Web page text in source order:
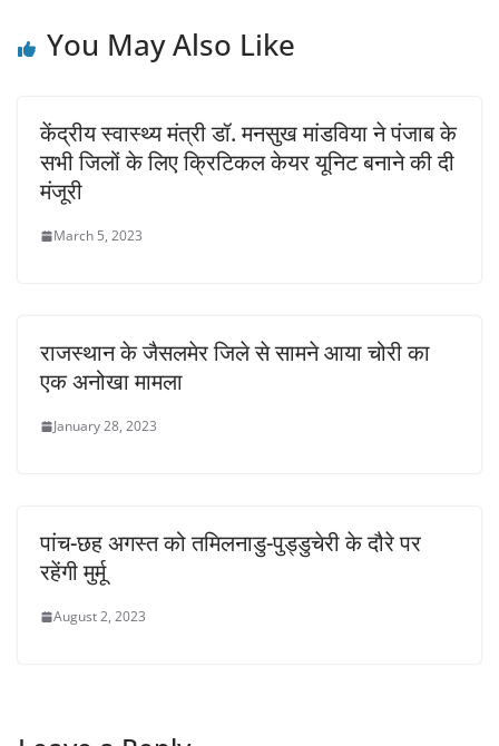
You May Also Like
केंद्रीय स्वास्थ्य मंत्री डॉ. मनसुख मांडविया ने पंजाब के
सभी जिलों के लिए क्रिटिकल केयर यूनिट बनाने की दी
मंजूरी
March 5, 2023
राजस्थान के जैसलमेर जिले से सामने आया चोरी का
एक अनोखा मामला
January 28, 2023
पांच-छह अगस्त को तमिलनाडु-पुड्डुचेरी के दौरे पर
रहेंगी मुर्मू
August 2, 2023